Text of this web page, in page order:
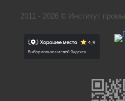
2011 - 2026 © Институт